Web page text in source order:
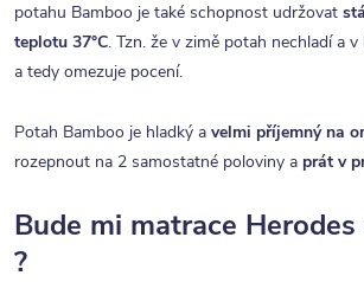
potahu Bamboo je také schopnost udržovat
teplotu 37°C. Tzn. že v zimě potah nechladí a
a tedy omezuje pocení.
Potah Bamboo je hladký a velmi příjemný na
rozepnout na 2 samostatné poloviny a prát v
Bude mi matrace
?